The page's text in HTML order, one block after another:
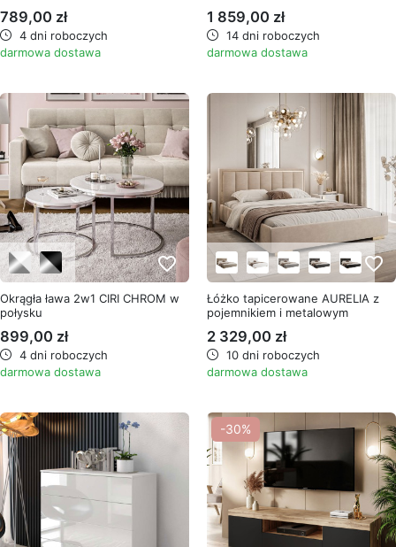
789,00 zł
4 dni roboczych
darmowa dostawa
1 859,00 zł
14 dni roboczych
darmowa dostawa
favorite_border
Okrągła ława 2w1 CIRI CHROM w
połysku
899,00 zł
4 dni roboczych
darmowa dostawa
favorite_border
Łóżko tapicerowane AURELIA z
pojemnikiem i metalowym
2 329,00 zł
10 dni roboczych
darmowa dostawa
-30%